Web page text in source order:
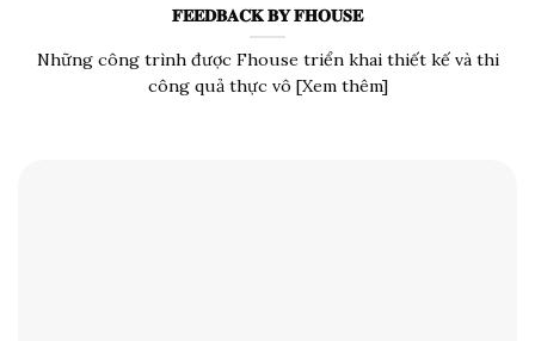
𝐅𝐄𝐄𝐃𝐁𝐀𝐂𝐊 𝐁𝐘 𝐅𝐇𝐎𝐔𝐒𝐄
Những công trình được Fhouse triển khai thiết kế và thi
công quả thực vô [Xem thêm]